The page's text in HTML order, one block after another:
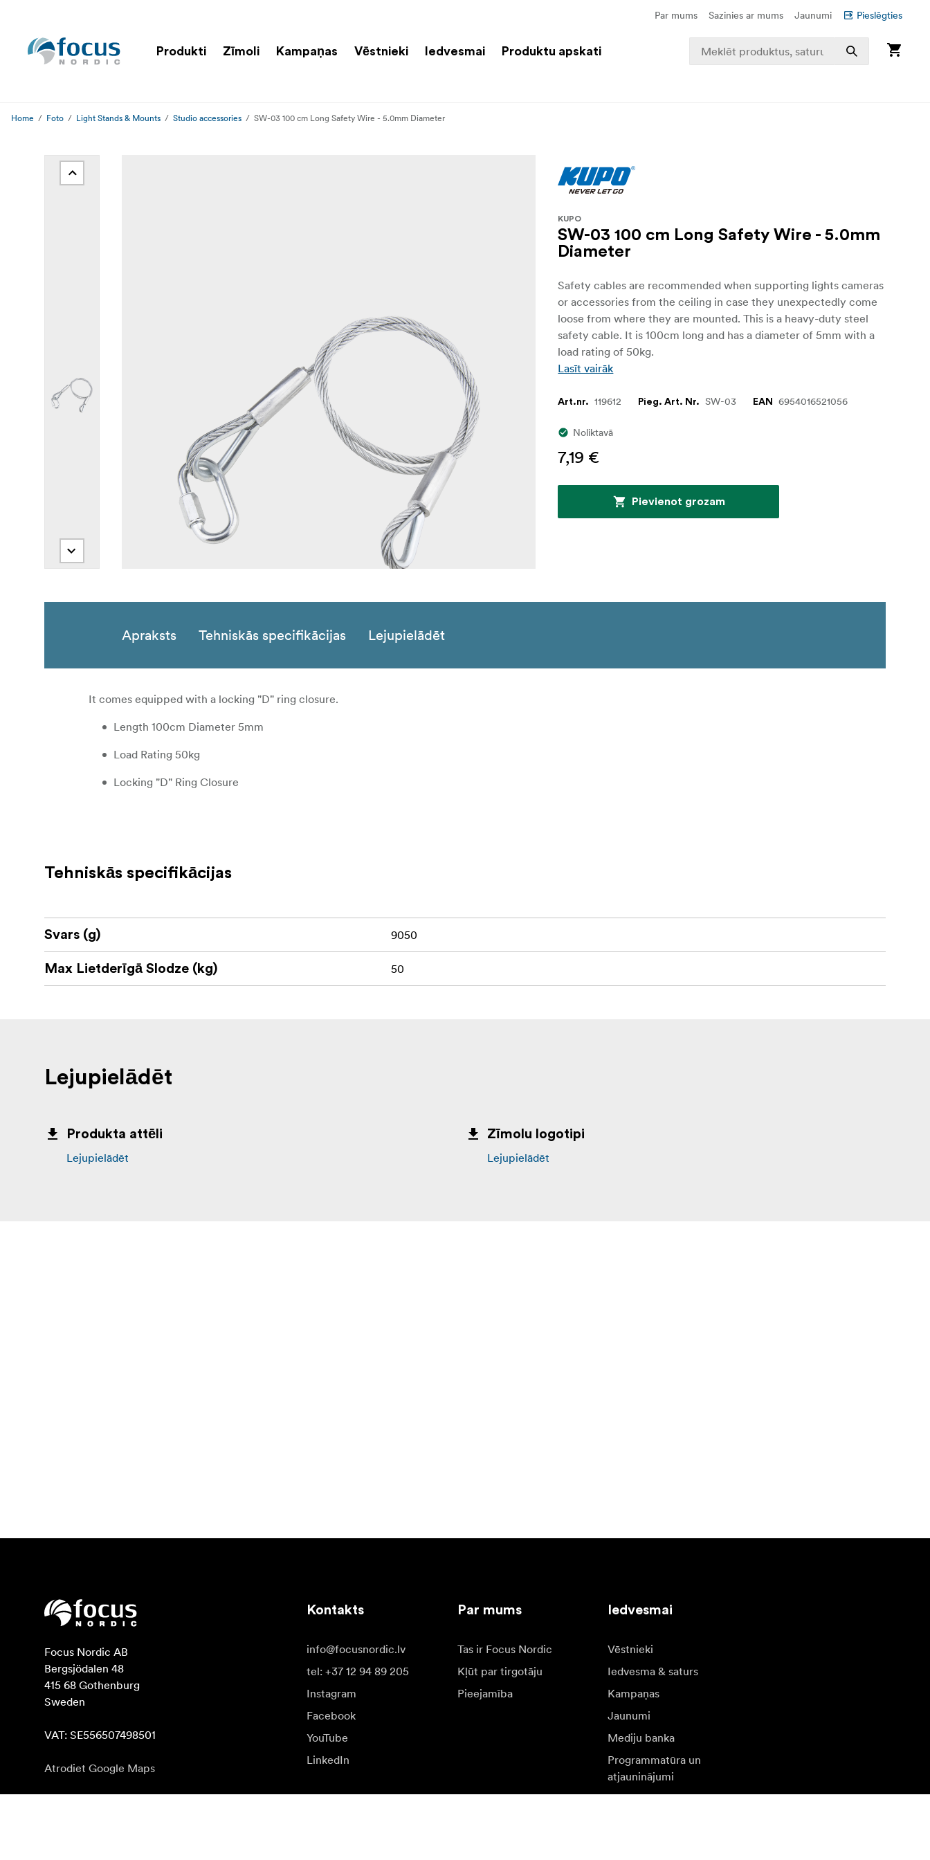
Par mums Sazinies ar mums Jaunumi Pieslēgties
Produkti Zīmoli Kampaņas Vēstnieki Iedvesmai Produktu apskati
Home Foto Light Stands & Mounts Studio accessories SW-03 100 cm Long Safety Wire - 5.0mm Diameter
KUPO
SW-03 100 cm Long Safety Wire - 5.0mm
Diameter
Safety cables are recommended when supporting lights cameras
or accessories from the ceiling in case they unexpectedly come
loose from where they are mounted. This is a heavy-duty steel
safety cable. It is 100cm long and has a diameter of 5mm with a
load rating of 50kg.
Lasīt vairāk
Art.nr. 119612 Pieg. Art. Nr. SW-03 EAN 6954016521056
Noliktavā
7,19 €
Pievienot grozam
Apraksts Tehniskās specifikācijas Lejupielādēt
It comes equipped with a locking "D" ring closure.
Length 100cm Diameter 5mm
Load Rating 50kg
Locking "D" Ring Closure
Tehniskās specifikācijas
Svars (g) 9050
Max Lietderīgā Slodze (kg) 50
Lejupielādēt
Produkta attēli
Lejupielādēt
Zīmolu logotipi
Lejupielādēt
Focus Nordic AB
Bergsjödalen 48
415 68 Gothenburg
Sweden
VAT: SE556507498501
Atrodiet Google Maps
Kontakts
info@focusnordic.lv
tel: +37 12 94 89 205
Instagram
Facebook
YouTube
LinkedIn
Par mums
Tas ir Focus Nordic
Kļūt par tirgotāju
Pieejamība
Iedvesmai
Vēstnieki
Iedvesma & saturs
Kampaņas
Jaunumi
Mediju banka
Programmatūra un
atjauninājumi